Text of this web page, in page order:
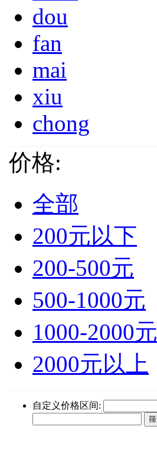
dou
fan
mai
xiu
chong
价格:
全部
200元以下
200-500元
500-1000元
1000-2000元
2000元以上
自定义价格区间: